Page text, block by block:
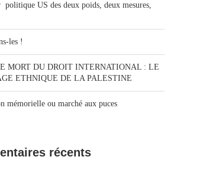
US des deux poids, deux mesures,
les !
MORT DU DROIT INTERNATIONAL : LE
ETHNIQUE DE LA PALESTINE
mémorielle ou marché aux puces
récents